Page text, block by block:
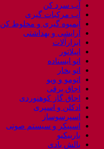
آب سرد کن
آب مرکبات گیری
آبمیوه گیری و مخلوط کن
آرایشی و بهداشتی
ابزارآلات
اپیلاتور
اتو ایستاده
اتو بخار
اتومو و ویو
اجاق برقی
اجاق گاز کوهنوردی
ادکلن و اسپری
اسپرسوساز
اسپیکر و سیستم صوتی
باربیکیو
بالش بادی